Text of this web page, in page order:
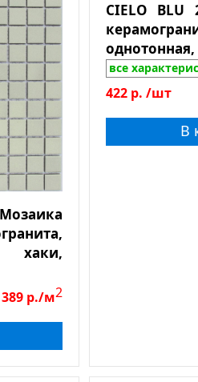
чип
р./м2
CIELO
23*23*6,
все
422 р. /шт
В